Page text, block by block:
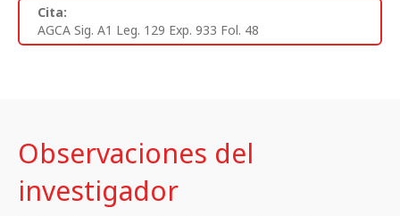
Cita:
AGCA Sig. A1 Leg. 129 Exp. 933 Fol. 48
Observaciones del
investigador